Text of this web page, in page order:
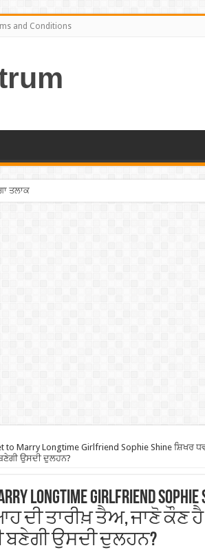
and Conditions
ਚੰਦਨ ਪ੍ਰਭਾਕਰ ਦਾ ਖੁਲਾਸਾ ! ”ਲਾਫਟਰ ਚੈਲੇਂਜ” ”ਚੋਂ
to Marry Longtime Girlfriend Sophie Shine ਸ਼ਿਖਰ
ਉਸਦੀ ਦੁਲਹਨ?
Longtime Girlfriend Sophie
ਦੀ ਤਾਰੀਖ਼ ਤੈਅ, ਜਾਣੋ ਕੌਣ
ਬਣੇਗੀ ਉਸਦੀ ਦੁਲਹਨ?